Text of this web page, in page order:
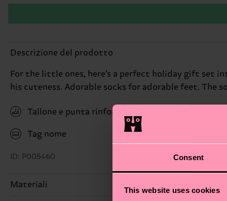
Consent
This website uses cookies
Descrizione del prodotto
For the little ones, here’s a perfect holiday gift set
his cuteness. Adorable socks for adorable feet. The
Tallone e punta rinforzati
Tag nome
ID: P005460
Materiali